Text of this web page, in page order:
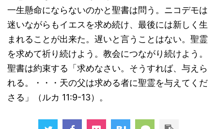
一生懸命にならないのかと聖書は問う。ニコデモは
迷いながらもイエスを求め続け、最後には新しく生
まれることが出来た。遅いと言うことはない。聖霊
を求めて祈り続けよう。教会につながり続けよう。
聖書は約束する「求めなさい。そうすれば、与えら
れる。・・・天の父は求める者に聖霊を与えてくだ
さる」（ルカ 11:9-13）。